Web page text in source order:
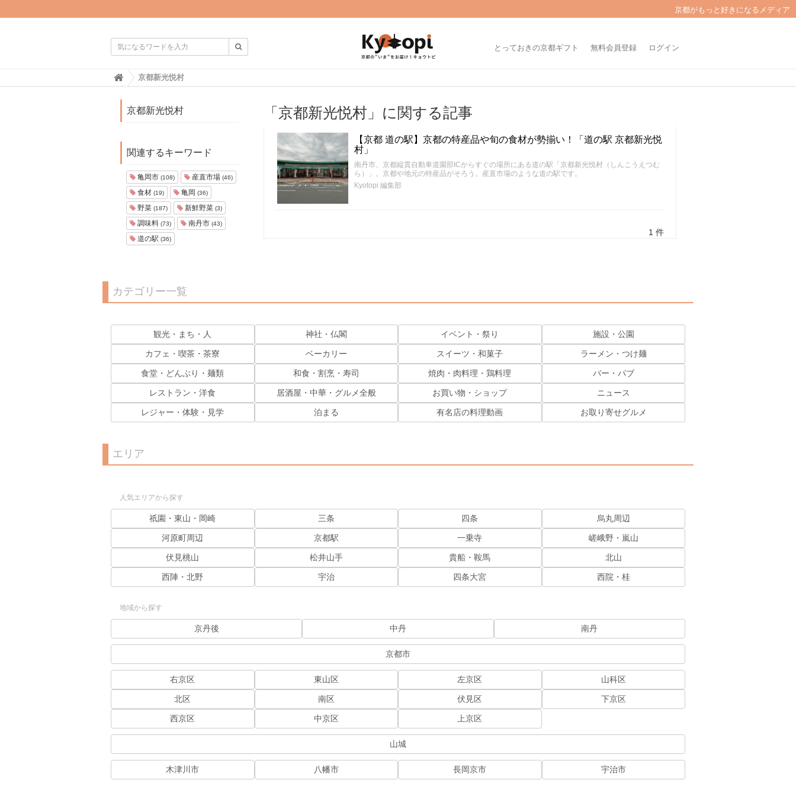
京都がもっと好きになるメディア
とっておきの京都ギフト 無料会員登録 ログイン
H
京都新光悦村
京都新光悦村
関連するキーワード
亀岡市 (108) 産直市場 (46)
食材 (19) 亀岡 (36)
野菜 (187) 新鮮野菜 (3)
調味料 (73) 南丹市 (43)
道の駅 (36)
「京都新光悦村」に関する記事
【京都 道の駅】京都の特産品や旬の食材が勢揃い！「道の駅 京都新光悦
村」
南丹市、京都縦貫自動車道園部ICからすぐの場所にある道の駅「京都新光悦村（しんこうえつむ
ら）」。京都や地元の特産品がそろう。産直市場のような道の駅です。
Kyotopi 編集部
1 件
カテゴリー一覧
観光・まち・人 神社・仏閣 イベント・祭り 施設・公園
カフェ・喫茶・茶寮 ベーカリー スイーツ・和菓子 ラーメン・つけ麺
食堂・どんぶり・麺類 和食・割烹・寿司 焼肉・肉料理・鶏料理 バー・パブ
レストラン・洋食 居酒屋・中華・グルメ全般 お買い物・ショップ ニュース
レジャー・体験・見学 泊まる 有名店の料理動画 お取り寄せグルメ
エリア
人気エリアから探す
祇園・東山・岡崎 三条 四条 烏丸周辺
河原町周辺 京都駅 一乗寺 嵯峨野・嵐山
伏見桃山 松井山手 貴船・鞍馬 北山
西陣・北野 宇治 四条大宮 西院・桂
地域から探す
京丹後 中丹 南丹
京都市
右京区 東山区 左京区 山科区
北区 南区 伏見区 下京区
西京区 中京区 上京区
山城
木津川市 八幡市 長岡京市 宇治市